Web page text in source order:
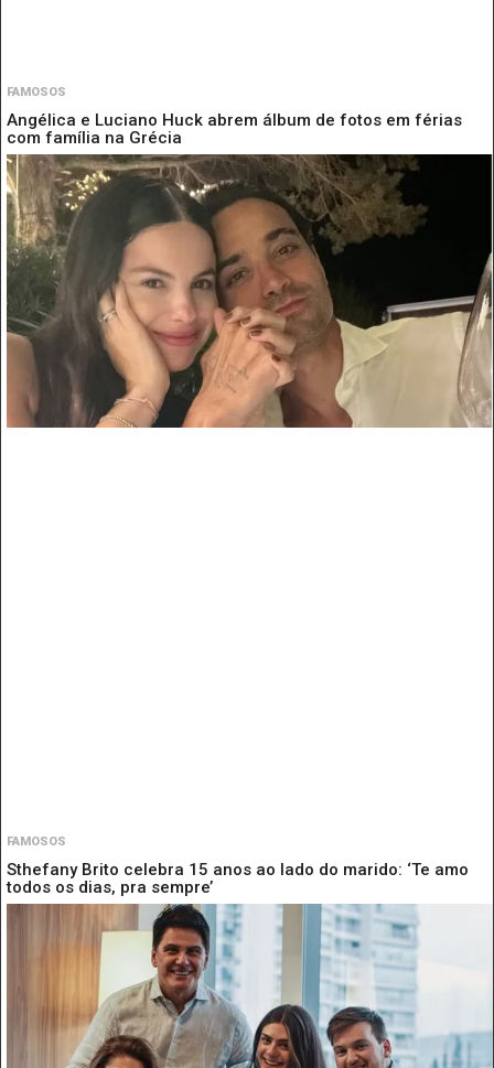
FAMOSOS
Angélica e Luciano Huck abrem álbum de fotos em férias
com família na Grécia
FAMOSOS
Sthefany Brito celebra 15 anos ao lado do marido: ‘Te amo
todos os dias, pra sempre’